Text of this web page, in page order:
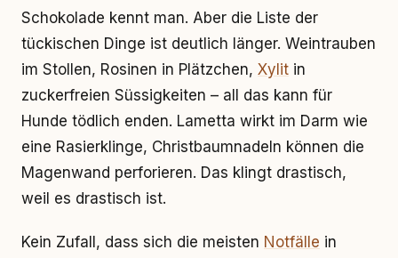
Schokolade kennt man. Aber die Liste der
tückischen Dinge ist deutlich länger. Weintrauben
im Stollen, Rosinen in Plätzchen, Xylit in
zuckerfreien Süssigkeiten – all das kann für
Hunde tödlich enden. Lametta wirkt im Darm wie
eine Rasierklinge, Christbaumnadeln können die
Magenwand perforieren. Das klingt drastisch,
weil es drastisch ist.
Kein Zufall, dass sich die meisten Notfälle in